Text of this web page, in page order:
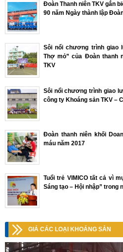
Đoàn Thanh niên TKV gắn
90 năm Ngày thành lập
Sôi nổi chương trình giao
Thợ mỏ” của Đoàn thanh
TKV
Sôi nổi chương trình giao
công ty Khoáng sản TKV –
Đoàn thanh niên khối
máu năm 2017
Tuổi trẻ VIMICO tất cả vì
Sáng tạo – Hội nhập” trong
GIÁ CÁC LOẠI KHOÁNG SẢN